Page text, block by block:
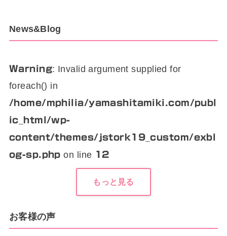
News&Blog
Warning: Invalid argument supplied for
foreach() in
/home/mphilia/yamashitamiki.com/publ
ic_html/wp-
content/themes/jstork19_custom/exbl
og-sp.php on line 12
もっと見る
お客様の声